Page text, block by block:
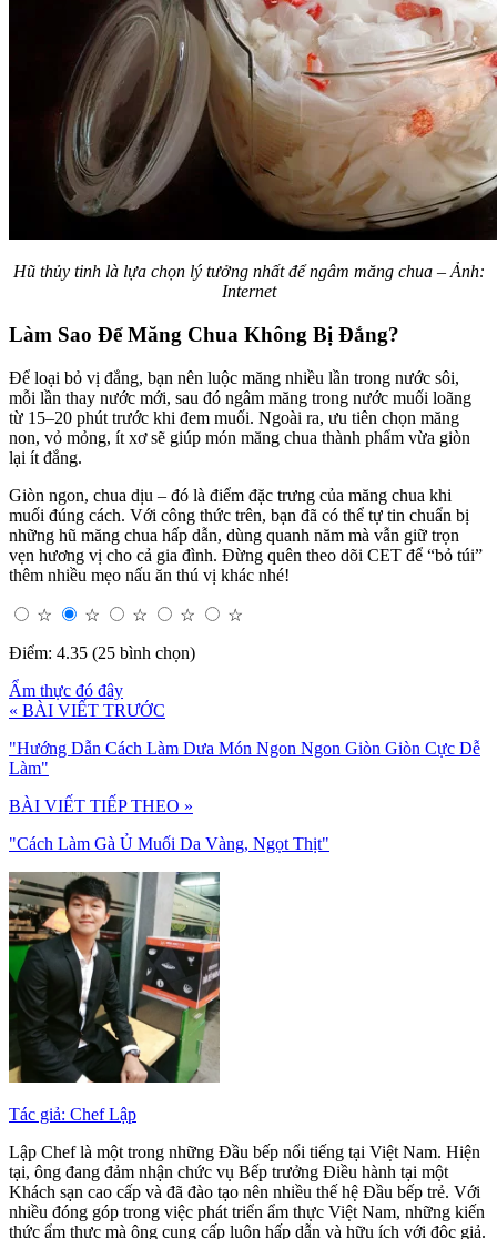
Hũ thủy tinh là lựa chọn lý tưởng nhất để ngâm măng chua – Ảnh:
Internet
Làm Sao Để Măng Chua Không Bị Đắng?
Để loại bỏ vị đắng, bạn nên luộc măng nhiều lần trong nước sôi,
mỗi lần thay nước mới, sau đó ngâm măng trong nước muối loãng
từ 15–20 phút trước khi đem muối. Ngoài ra, ưu tiên chọn măng
non, vỏ mỏng, ít xơ sẽ giúp món măng chua thành phẩm vừa giòn
lại ít đắng.
Giòn ngon, chua dịu – đó là điểm đặc trưng của măng chua khi
muối đúng cách. Với công thức trên, bạn đã có thể tự tin chuẩn bị
những hũ măng chua hấp dẫn, dùng quanh năm mà vẫn giữ trọn
vẹn hương vị cho cả gia đình. Đừng quên theo dõi CET để “bỏ túi”
thêm nhiều mẹo nấu ăn thú vị khác nhé!
☆ ☆ ☆ ☆
☆
Điểm: 4.35 (25 bình chọn)
Ẩm thực đó đây
« BÀI VIẾT TRƯỚC
"Hướng Dẫn Cách Làm Dưa Món Ngon Ngon Giòn Giòn Cực Dễ
Làm"
BÀI VIẾT TIẾP THEO »
"Cách Làm Gà Ủ Muối Da Vàng, Ngọt Thịt"
Tác giả: Chef Lập
Lập Chef là một trong những Đầu bếp nổi tiếng tại Việt Nam. Hiện
tại, ông đang đảm nhận chức vụ Bếp trưởng Điều hành tại một
Khách sạn cao cấp và đã đào tạo nên nhiều thế hệ Đầu bếp trẻ. Với
nhiều đóng góp trong việc phát triển ẩm thực Việt Nam, những kiến
thức ẩm thực mà ông cung cấp luôn hấp dẫn và hữu ích với độc giả.